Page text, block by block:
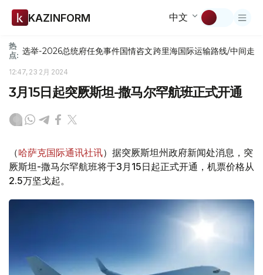
KAZINFORM 中文
热
点: 选举-2026总统府任免事件国情咨文跨里海国际运输路线/中间走廊
12:47, 23 2月 2024
3月15日起突厥斯坦-撒马尔罕航班正式开通
（哈萨克国际通讯社讯）据突厥斯坦州政府新闻处消息，突
厥斯坦-撒马尔罕航班将于3月15日起正式开通，机票价格从
2.5万坚戈起。